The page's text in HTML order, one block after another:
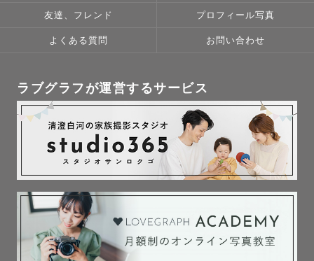
友達、フレンド プロフィール写真
よくある質問 お問い合わせ
ラブグラフが運営するサービス